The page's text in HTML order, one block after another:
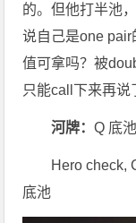
的。但他打半池
说自己是one
值可拿吗？被
只能call下来再说
河牌：Q 底
Hero check,
底池